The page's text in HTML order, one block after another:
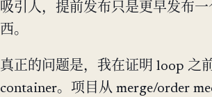
吸引人，提前发布只是更早发布一
西。
真正的问题是，我在证明 loop 之
container。项目从 merge/order